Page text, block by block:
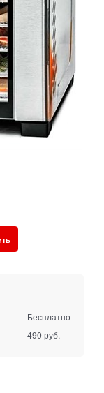
Бесплатно
490 руб.